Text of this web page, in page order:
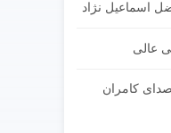
اسماعیل نژاد
عالی
صدای کامران